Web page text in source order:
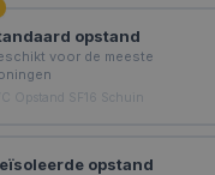
opstand
voor de meeste
Opstand SF16 Schuin
opstand